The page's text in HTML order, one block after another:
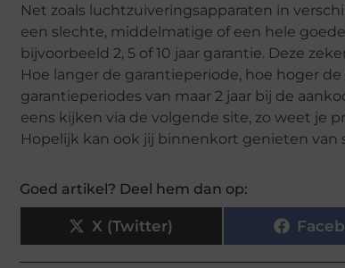
Net zoals luchtzuiveringsapparaten in
een slechte, middelmatige of een hele
bijvoorbeeld 2, 5 of 10 jaar garantie. Deze
Hoe langer de garantieperiode, hoe hoger
garantieperiodes van maar 2 jaar bij de
eens kijken via de volgende site, zo weet je
Hopelijk kan ook jij binnenkort genieten van
Goed artikel? Deel hem dan op:
X (Twitter)